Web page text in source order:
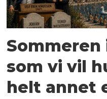
Sommeren
som vi vil
helt annet